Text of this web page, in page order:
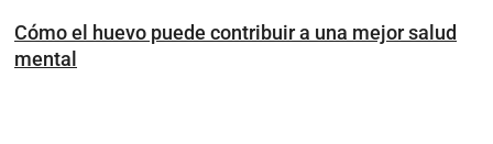
Cómo el huevo puede contribuir a una mejor salud
mental